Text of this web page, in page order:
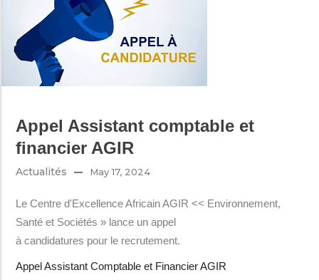
Appel Assistant comptable et
financier AGIR
Actualités May 17, 2024
Le Centre d'Excellence Africain AGIR << Environnement,
Santé et Sociétés » lance un appel
à candidatures pour le recrutement.
Appel Assistant Comptable et Financier AGIR